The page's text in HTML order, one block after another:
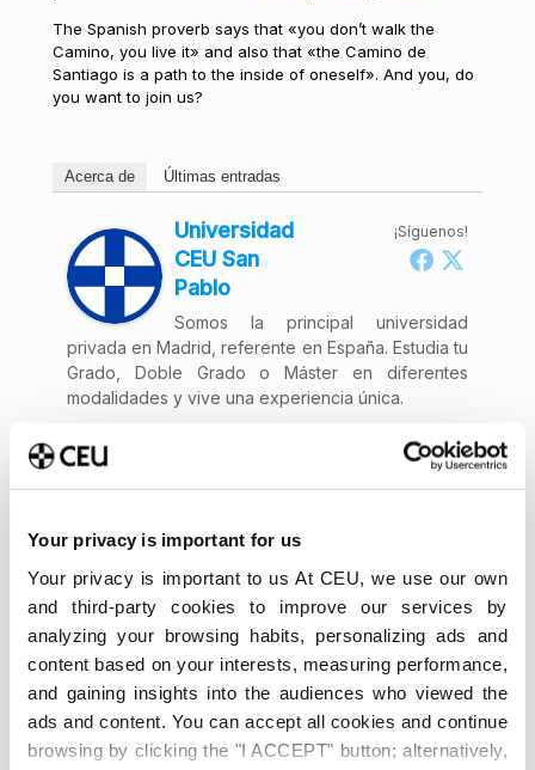
Your privacy is important for us
Your privacy is important to us At CEU, we use our own
and third-party cookies to improve our services by
analyzing your browsing habits, personalizing ads and
content based on your interests, measuring performance,
and gaining insights into the audiences who viewed the
ads and content. You can accept all cookies and continue
browsing by clicking the "I ACCEPT" button; alternatively,
The Spanish proverb says that «you don’t walk the
Camino, you live it» and also that «the Camino de
Santiago is a path to the inside of oneself». And you, do
you want to join us?
Acerca de Últimas entradas
¡Síguenos!
Universidad
CEU San
Pablo
Somos la principal universidad
privada en Madrid, referente en España. Estudia tu
Grado, Doble Grado o Máster en diferentes
modalidades y vive una experiencia única.
Últimas publicaciones